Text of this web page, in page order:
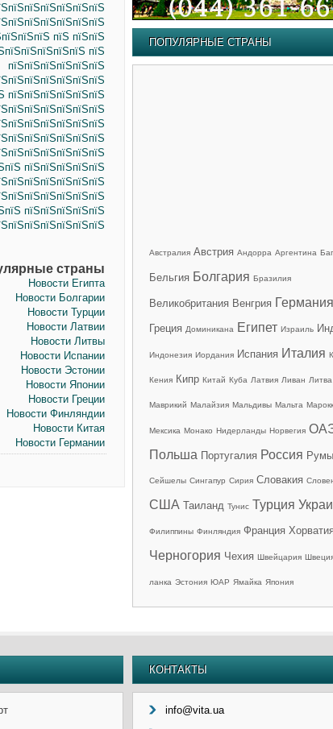
пїЅ пїЅпїЅ
пїЅ
пїЅпїЅпїЅпїЅпїЅпїЅ
пїЅпїЅпїЅпїЅпїЅпїЅ
пїЅпїЅпїЅпїЅпїЅ
пїЅпїЅпїЅпїЅпїЅ
страны
Новости Египта
Новости Болгарии
Новости Турции
Новости Латвии
Новости Литвы
Новости Испании
Новости Эстонии
Новости Японии
Новости Греции
Новости Финляндии
Новости Китая
Новости Германии
ПОПУЛЯРНЫЕ СТРАНЫ
Австралия Австрия Андорра Аргентина
Бельгия Болгария Бразилия
Великобритания Венгрия Германия
Греция Доминикана Египет Израиль
Индонезия Иордания Испания Италия
Кения Кипр Китай Куба Латвия Ливан Литва
Маврикий Малайзия Мальдивы Мальта
Мексика Монако Нидерланды Норвегия
Польша Португалия Россия
Сейшелы Сингапур Сирия Словакия
США Таиланд Тунис Турция
Филиппины Финляндия Франция Хорватия
Черногория Чехия Швейцария
ланка Эстония ЮАР Ямайка Япония
КОНТАКТЫ
info@vita.ua